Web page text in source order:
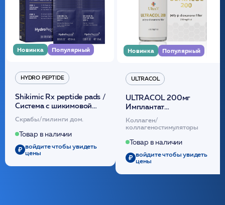
Новинка Популярный
HYDRO PEPTIDE
Shikimic Rx peptide pads /
Cистема с шикимовой
кислотой обновляющая
(30шт) /HP
Скрабы/пилинги дом.
Товар в наличии
войдите чтобы увидеть
цены
Новинка Популярный
ULTRACOL
ULTRACOL 200мг
Имплантат
внутридермальный,
стерильный на основе
полидиоксанона
/ULTRACOL
Коллаген/
коллагеностимуляторы
Товар в наличии
войдите чтобы увидеть
цены